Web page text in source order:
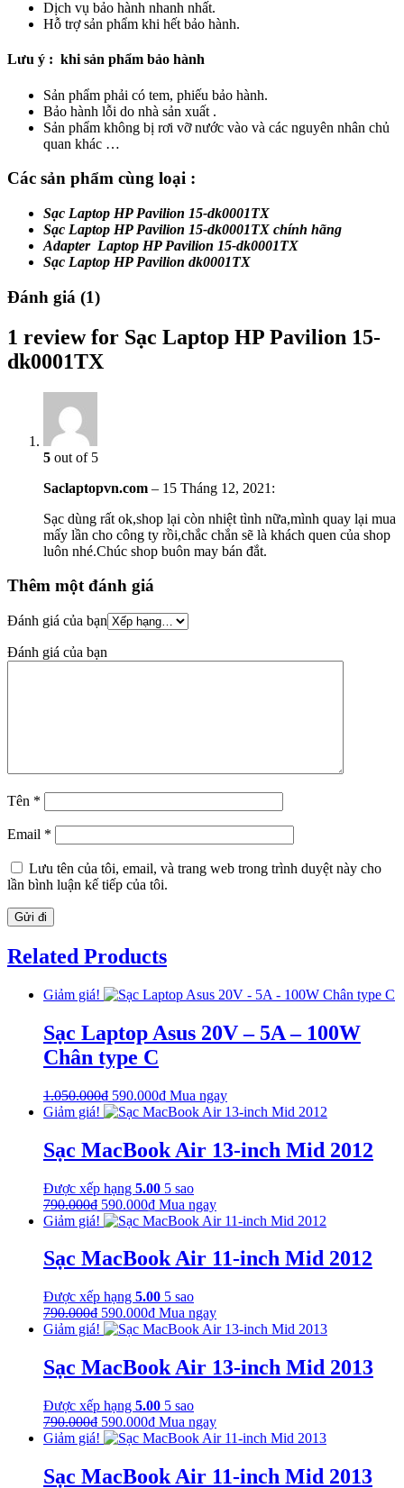
Dịch vụ bảo hành nhanh nhất.
Hỗ trợ sản phẩm khi hết bảo hành.
Lưu ý : khi sản phẩm bảo hành
Sản phẩm phải có tem, phiếu bảo hành.
Bảo hành lỗi do nhà sản xuất .
Sản phẩm không bị rơi vỡ nước vào và các nguyên nhân chủ
quan khác …
Các sản phẩm cùng loại :
Sạc Laptop HP Pavilion 15-dk0001TX
Sạc Laptop HP Pavilion 15-dk0001TX chính hãng
Adapter Laptop HP Pavilion 15-dk0001TX
Sạc Laptop HP Pavilion dk0001TX
Đánh giá (1)
1 review for Sạc Laptop HP Pavilion 15-
dk0001TX
5 out of 5
Saclaptopvn.com – 15 Tháng 12, 2021 :
Sạc dùng rất ok,shop lại còn nhiệt tình nữa,mình quay lại mua
mấy lần cho công ty rồi,chắc chắn sẽ là khách quen của shop
luôn nhé.Chúc shop buôn may bán đắt.
Thêm một đánh giá
Đánh giá của bạn
Đánh giá của bạn
Tên *
Email *
Lưu tên của tôi, email, và trang web trong trình duyệt này cho
lần bình luận kế tiếp của tôi.
Related Products
Giảm giá!
Sạc Laptop Asus 20V – 5A – 100W
Chân type C
1.050.000₫ Giá
gốc
1.050.000₫.
590.000₫Giá
hiện
590.000₫.
Mua ngay
Giảm giá!
Sạc MacBook Air 13-inch Mid 2012
Được xếp hạng 5.00 5 sao
790.000₫ Giá
gốc
790.000₫.
590.000₫Giá
hiện
là:
590.000₫.
Mua ngay
Giảm giá!
Sạc MacBook Air 11-inch Mid 2012
Được xếp hạng 5.00 5 sao
790.000₫ Giá
gốc
790.000₫.
590.000₫Giá
hiện
là:
590.000₫.
Mua ngay
Giảm giá!
Sạc MacBook Air 13-inch Mid 2013
Được xếp hạng 5.00 5 sao
790.000₫ Giá
gốc
790.000₫.
590.000₫Giá
hiện
là:
Mua ngay
Giảm giá!
Sạc MacBook Air 11-inch Mid 2013